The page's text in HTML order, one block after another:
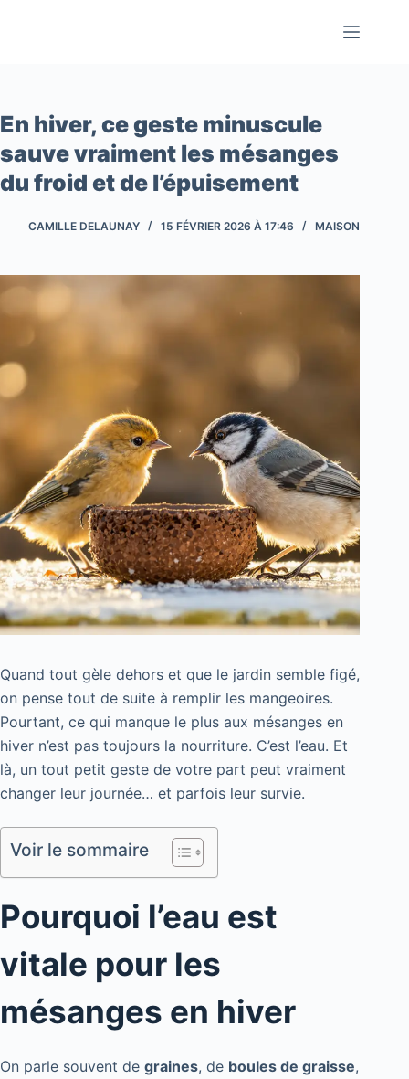
En hiver, ce geste minuscule
sauve vraiment les mésanges
du froid et de l’épuisement
CAMILLE DELAUNAY 15 FÉVRIER 2026 À 17:46 MAISON
Quand tout gèle dehors et que le jardin semble figé,
on pense tout de suite à remplir les mangeoires.
Pourtant, ce qui manque le plus aux mésanges en
hiver n’est pas toujours la nourriture. C’est l’eau. Et
là, un tout petit geste de votre part peut vraiment
changer leur journée… et parfois leur survie.
Voir le sommaire
Pourquoi l’eau est
vitale pour les
mésanges en hiver
On parle souvent de graines, de boules de graisse,